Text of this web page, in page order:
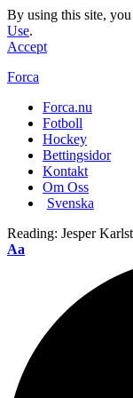
By using this site, you
Use.
Accept
Forca
Forca.nu
Fotboll
Hockey
Bettingsidor
Kontakt
Om Oss
Svenska
Reading: Jesper
Aa